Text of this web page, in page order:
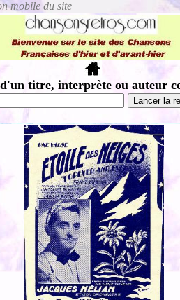
d'un titre, interprète ou auteur